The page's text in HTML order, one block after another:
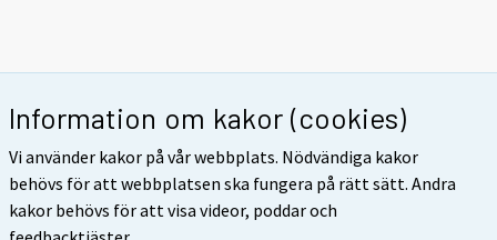
Information om kakor (cookies)
Vi använder kakor på vår webbplats. Nödvändiga kakor
behövs för att webbplatsen ska fungera på rätt sätt. Andra
kakor behövs för att visa videor, poddar och